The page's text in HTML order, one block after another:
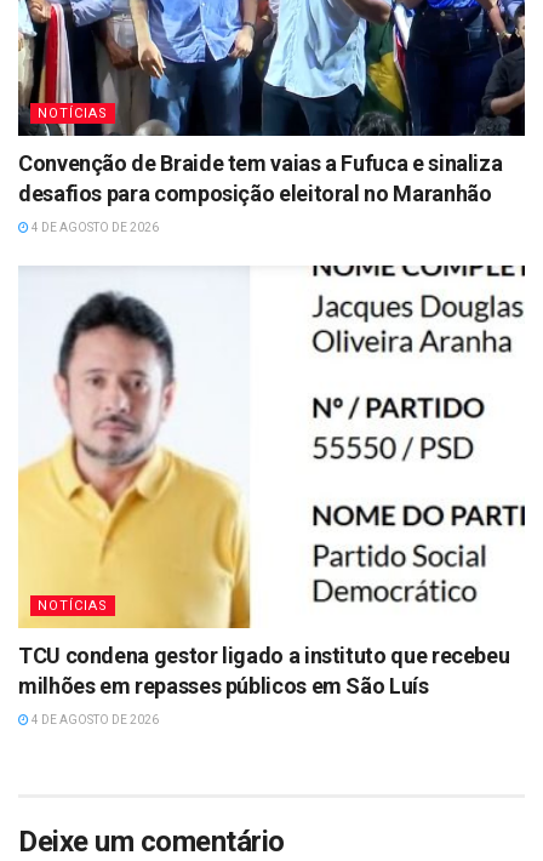
NOTÍCIAS
Convenção de Braide tem vaias a Fufuca e sinaliza
desafios para composição eleitoral no Maranhão
4 DE AGOSTO DE 2026
NOTÍCIAS
TCU condena gestor ligado a instituto que recebeu
milhões em repasses públicos em São Luís
4 DE AGOSTO DE 2026
Deixe um comentário